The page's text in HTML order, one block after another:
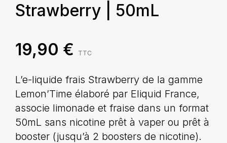
Strawberry | 50mL
19,90 € TTC
L’e-liquide frais Strawberry de la gamme
Lemon’Time élaboré par Eliquid France,
associe limonade et fraise dans un format
50mL sans nicotine prêt à vaper ou prêt à
booster (jusqu’à 2 boosters de nicotine).